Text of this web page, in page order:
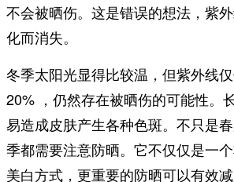
不会被晒伤。这是错误的想法，紫
化而消失。
冬季太阳光显得比较温，但紫外线
20% ，仍然存在被晒伤的可能性。
易造成皮肤产生各种色斑。不只是
季都需要注意防晒。它不仅仅是一
美白方式，更重要的防晒可以有效